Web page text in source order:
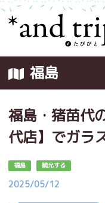
福島
福島・猪苗代
代店】でガラ
福島 観光する
2025/05/12